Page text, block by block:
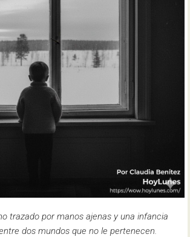
trazado por manos ajenas y una infancia
dos mundos que no le pertenecen.